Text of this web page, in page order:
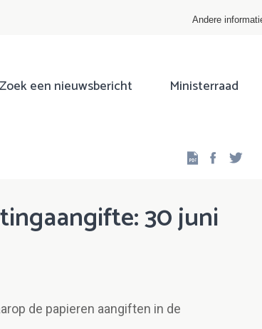
Andere
Zoek een nieuwsbericht Ministerraad
30 juni
de papieren aangiften in de